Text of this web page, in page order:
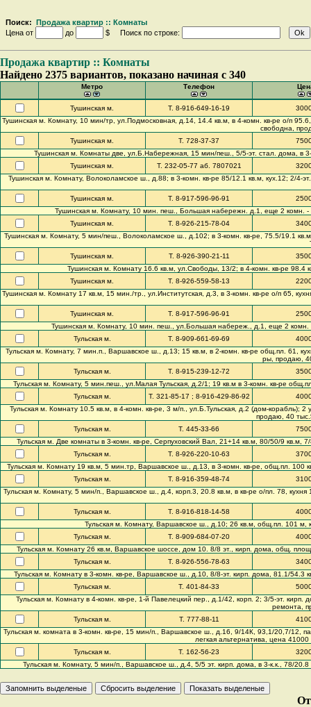
Поиск: Продажа квартир :: Комнаты
Цена от
до $ Поиск по строке:
Продажа квартир :: Комнаты
Найдено 2375 вариантов, показано начиная с 340
Метро Телефон
Тушинская м. Т. 8-916-649-16-19
Тушинская м. Комнату, 10 мин/тр, ул.Подмосковная, д.14, 14.4 кв.м, в 4-комн. кв-ре о/п
свободна,
Тушинская м.
Т. 728-37-37
Тушинская м. Комнаты две, ул.Б.Набережная, 15 мин/пеш., 5/5-эт. стал. дома, в
Тушинская м.
Т. 232-05-77 аб. 7807021
Тушинская м. Комнату, Волоколамское ш., д.88; в 3-комн. кв-ре 85/12.1 кв.м, кух.12; 2/
Тушинская м. Т. 8-917-596-96-91
Тушинская м. Комнату, 10 мин. пеш., Большая набережн. д.1, еще 2 комн. -
Тушинская м.
Т. 8-926-215-78-04
Тушинская м. Комнату, 5 мин/пеш., Волоколамское ш., д.102; в 3-комн. кв-ре, 75.5/19.1
Тушинская м.
Т. 8-926-390-21-11
Тушинская м. Комнату 16.6 кв.м, ул.Свободы, 13/2; в 4-комн. кв-ре
Тушинская м.
Т. 8-926-559-58-13
Тушинская м. Комнату 17 кв.м, 15 мин./тр., ул.Институтская, д.3, в 3-комн. кв-ре о/п 65,
Тушинская м. Т. 8-917-596-96-91
Тушинская м. Комнату, 10 мин. пеш., ул.Большая набереж., д.1, еще 2 комн.
Тульская м.
Т. 8-909-661-69-69
Тульская м. Комнату, 7 мин.п., Варшавское ш., д.13; 15 кв.м, в 2-комн. кв-ре общ.пл. 61,
ры, продаю,
Тульская м.
Т. 8-915-239-12-72
Тульская м. Комнату, 5 мин.пеш., ул.Малая Тульская, д.2/1; 19 кв.м в 3-комн. кв-ре
Тульская м.
Т. 321-85-17 ; 8-916-429-86-92
Тульская м. Комнату 10.5 кв.м, в 4-комн. кв-ре, 3 м/п., ул.Б.Тульская, д.2 (дом-корабль);
продаю, 40
Тульская м.
Т. 445-33-66
Тульская м. Две комнаты в 3-комн. кв-ре, Серпуховский Вал, 21+14 кв.м, 80/50/9
Тульская м.
Т. 8-926-220-10-63
Тульская м. Комнату 19 кв.м, 5 мин.тр, Варшавское ш., д.13, в 3-комн. кв-ре, общ.пл.
Тульская м.
Т. 8-916-359-48-74
Тульская м. Комнату, 5 мин/п., Варшавское ш., д.4, корп.3, 20.8 кв.м, в кв-ре о/пл. 78,
Тульская м. Т. 8-916-818-14-58
Тульская м. Комнату, Варшавское ш., д.10; 26 кв.м, общ.пл. 101 м,
Тульская м.
Т. 8-909-684-07-20
Тульская м. Комнату 26 кв.м, Варшавское шоссе, дом 10. 8/8 эт., кирп. дома, общ.
Тульская м.
Т. 8-926-556-78-63
Тульская м. Комнату в 3-комн. кв-ре, Варшавское ш., д.10, 8/8-эт. кирп. дома, 81.1/
Тульская м.
Т. 401-84-33
Тульская м. Комнату в 4-комн. кв-ре, 1-й Павелецкий пер., д.1/42, корп. 2; 3/5-эт.
ремонта,
Тульская м.
Т. 777-88-11
Тульская м. комната в 3-комн. кв-ре, 15 мин/п., Варшавское ш., д.16, 9/14К, 93,1/20,7/12,
легкая альтернатива, цена
Тульская м.
Т. 162-56-23
Тульская м. Комнату, 5 мин/п., Варшавское ш., д.4, 5/5 эт. кирп. дома, в 3-к.к., 78/